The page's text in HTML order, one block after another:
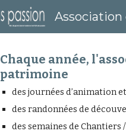
Chaque année,
patrimoine
des journées d’animation
des randonnées de
des semaines de